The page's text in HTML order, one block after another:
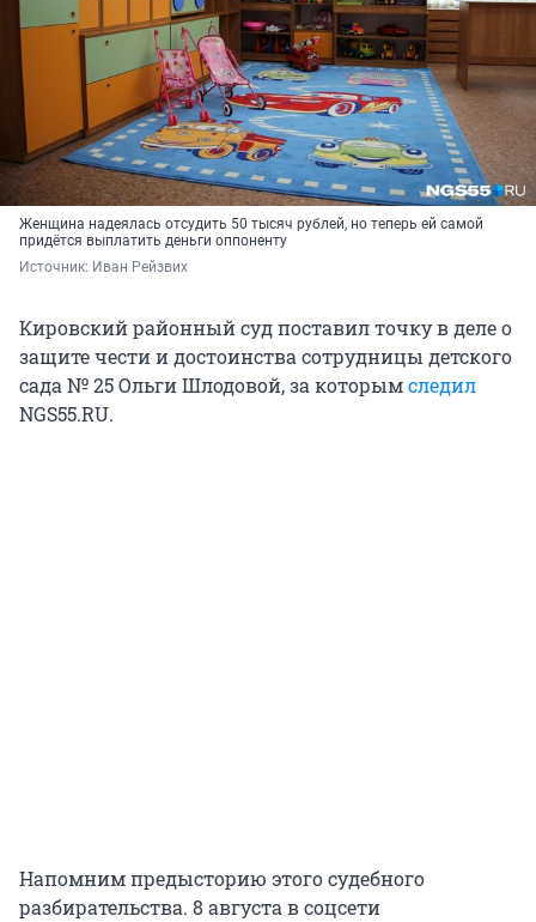
Женщина надеялась отcудить 50 тысяч рублей, но теперь ей самой
придётся выплатить деньги оппоненту
Источник: Иван Рейзвих
Кировский районный суд поставил точку в деле о
защите чести и достоинства сотрудницы детского
сада № 25 Ольги Шлодовой, за которымследил
NGS55.RU.
Напомним предысторию этого судебного
разбирательства. 8 августа в соцсети